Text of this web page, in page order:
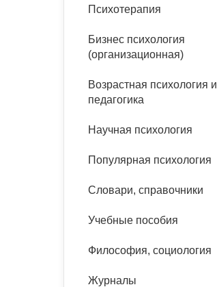
панические атаки
Психодрама
Сказкотерапия
психотерапии
Классический, эриксоновский
эргономика
Социальная психология
Психология развития
организационная психология
психоанализ
Психотерапия
Бизнес психология
(организационная)
Возрастная психология и
педагогика
Научная психология
Популярная психология
Словари, справочники
Учебные пособия
Философия, социология
Журналы